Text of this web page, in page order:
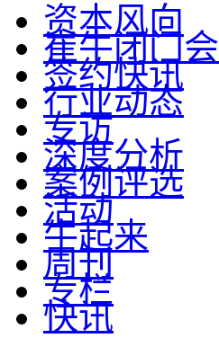
资本风向
崔牛闭门会
签约快讯
行业动态
专访
深度分析
案例评选
活动
牛起来
周刊
专栏
快讯